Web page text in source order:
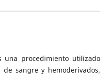
una procedimiento utilizado
sangre y hemoderivados,